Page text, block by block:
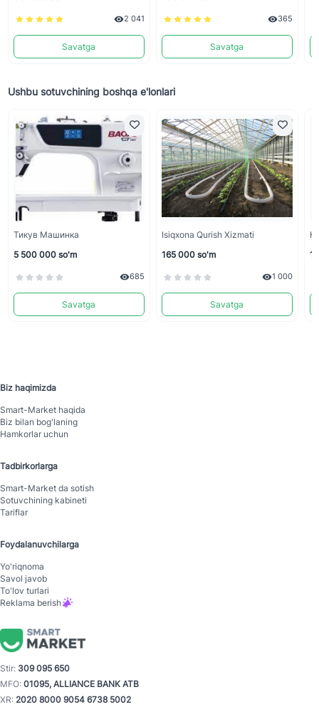
2 041
Savatga
365
Savatga
Ushbu sotuvchining boshqa e'lonlari
Тикув Машинка
5 500 000 so'm
685
Savatga
Isiqxona Qurish Xizmati
165 000 so'm
1 000
Savatga
Biz haqimizda
Smart-Mаrket haqida
Biz bilan bog'laning
Hamkorlar uchun
Tadbirkorlarga
Smart-Mаrket da sotish
Sotuvchining kabineti
Tariflar
Foydalanuvchilarga
Yo'riqnoma
Savol javob
To'lov turlari
Reklama berish
Stir: 309 095 650
MFO: 01095, ALLIANCE BANK ATB
XR: 2020 8000 9054 6738 5002